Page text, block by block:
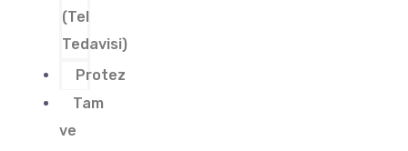
(Tel
Tedavisi)
Protez
Tam
ve